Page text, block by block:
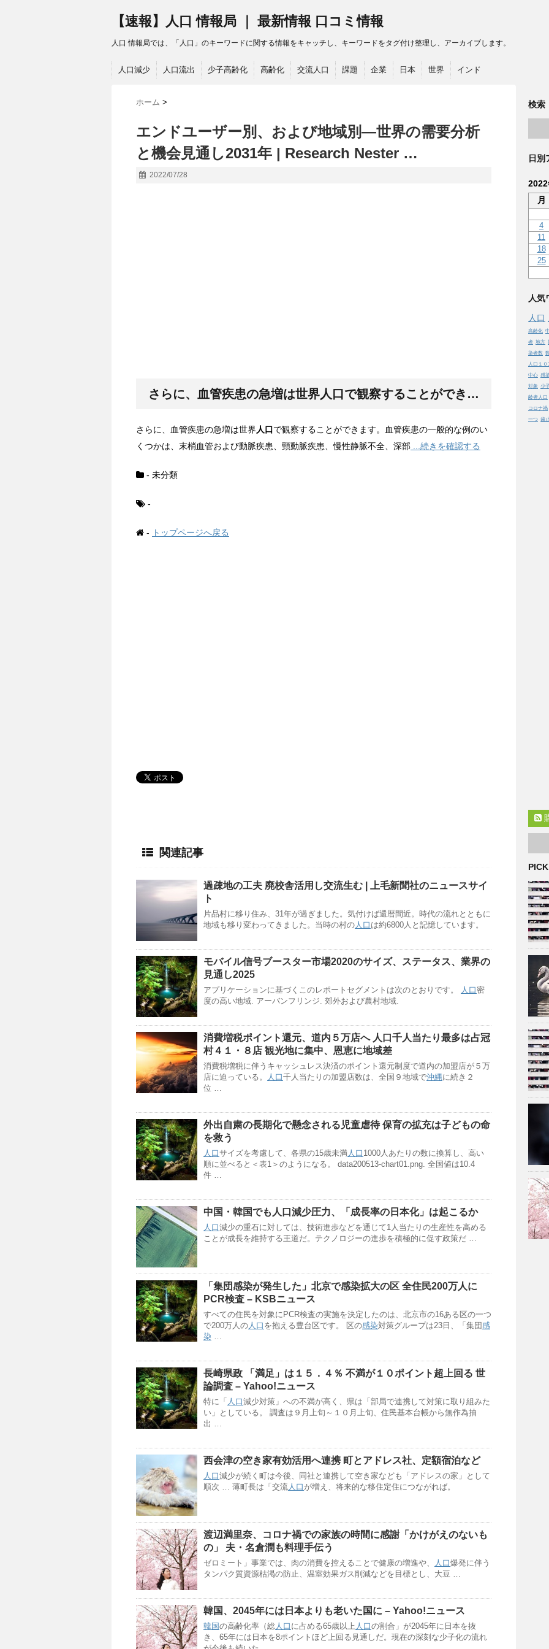
【速報】人口 情報局 ｜ 最新情報 口コミ情報
人口 情報局では、「人口」のキーワードに関する情報をキャッチし、キーワードをタグ付け整理し、アーカイブします。
人口減少 人口流出 少子高齢化 高齢化 交流人口 課題 企業 日本 世界 インド
ホーム >
エンドユーザー別、および地域別―世界の需要分析
と機会見通し2031年 | Research Nester …
2022/07/28
さらに、血管疾患の急増は世界人口 で観察することができます。血管疾患の一般的な例のいくつかは、末梢血管および動脈疾患、頸動脈疾患、慢性静脈不全、深部
さらに、血管疾患の急増は世界 人口で観察することができます。血管疾患の一般的な例のい
くつかは、末梢血管および動脈疾患、頸動脈疾患、慢性静脈不全、深部 ...続きを確認する
- 未分類
-
- トップページへ戻る
関連記事
過疎地の工夫 廃校舎活用し交流生む | 上毛新聞社のニュースサイ
ト
片品村に移り住み、31年が過ぎました。気付けば還暦間近。時代の流れとともに
地域も移り変わってきました。当時の村の人口 は約6800人と記憶しています。
モバイル信号ブースター市場2020のサイズ、ステータス、業界の
見通し2025
アプリケーションに基づくこのレポートセグメントは次のとおりです。 人口 密
度の高い地域. アーバンフリンジ. 郊外および農村地域.
消費増税ポイント還元、道内５万店へ 人口 千人当たり最多は占冠
村４１・８店 観光地に集中、恩恵に地域差
消費税増税に伴うキャッシュレス決済のポイント還元制度で道内の加盟店が５万
店に迫っている。
人口千人当たりの加盟店数は、全国９地域で沖縄に続き２
位 …
外出自粛の長期化で懸念される児童虐待 保育の拡充は子どもの命
を救う
人口サイズを考慮して、各県の15歳未満人口 1000人あたりの数に換算し、高い
順に並べると＜表1＞のようになる。 data200513-chart01.png. 全国値は10.4
件 …
中国・韓国でも 人口 減少圧力、「成長率の日本化」は起こるか
人口減少の重石に対しては、技術進歩などを通じて1人当たりの生産性を高める
ことが成長を維持する王道だ。テクノロジーの進歩を積極的に促す政策だ …
「集団感染が発生した」北京で感染拡大の区 全住民200万人に
PCR検査 – KSBニュース
すべての住民を対象にPCR検査の実施を決定したのは、北京市の16ある区の一つ
で200万人の人口 を抱える豊台区です。 区の感染対策グループは23日、「集団 感
染 …
長崎県政 「満足」は１５．４％ 不満が１０ポイント超上回る 世
論調査 – Yahoo!ニュース
特に「 人口減少対策」への不満が高く、県は「部局で連携して対策に取り組みた
い」としている。 調査は９月上旬～１０月上旬、住民基本台帳から無作為抽
出 …
西会津の空き家有効活用へ連携 町とアドレス社、定額宿泊など
人口減少が続く町は今後、同社と連携して空き家なども「アドレスの家」として
順次 … 薄町長は「交流人口 が増え、将来的な移住定住につながれば。
渡辺満里奈、コロナ禍での家族の時間に感謝「かけがえのないも
の」 夫・名倉潤も料理手伝う
ゼロミート」事業では、肉の消費を控えることで健康の増進や、 人口爆発に伴う
タンパク質資源枯渇の防止、温室効果ガス削減などを目標とし、大豆 …
韓国、2045年には日本よりも老いた国に – Yahoo!ニュース
韓国の高齢化率（総人口 に占める65歳以上 人口の割合」が2045年に日本を抜
き、65年には日本を8ポイントほど上回る見通しだ。現在の深刻な少子化の流れ
検索
日別
月
4
11
18
25
人気
人口
高齢化
者 地方
染者数
人口１
中心 感
対象 少
齢者人口
コロナ禍
一つ 歯